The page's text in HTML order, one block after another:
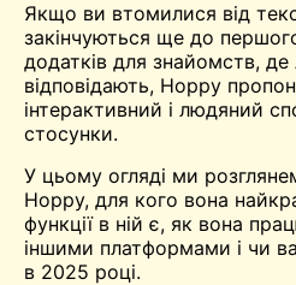
Якщо ви втомилися від
закінчуються ще до
додатків для знайомств,
відповідають, Hoppy
інтерактивний і людяний
стосунки.
У цьому огляді ми
Hoppy, для кого вона
функції в ній є, як вона
іншими платформами і чи
в 2025 році.